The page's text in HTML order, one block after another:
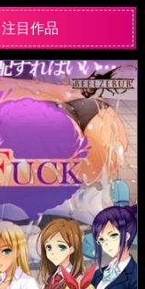
目作品